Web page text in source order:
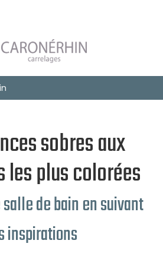
sobres aux
les plus colorées
de bain en suivant
inspirations